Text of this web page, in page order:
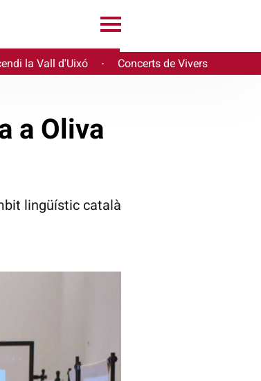
la Vall d'Uixó · Concerts de Vivers
a Oliva
lingüístic català